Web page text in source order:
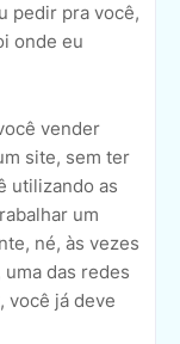
pedir pra você,
onde eu
vender
site, sem ter
utilizando as
um
né, às vezes
das redes
você já deve